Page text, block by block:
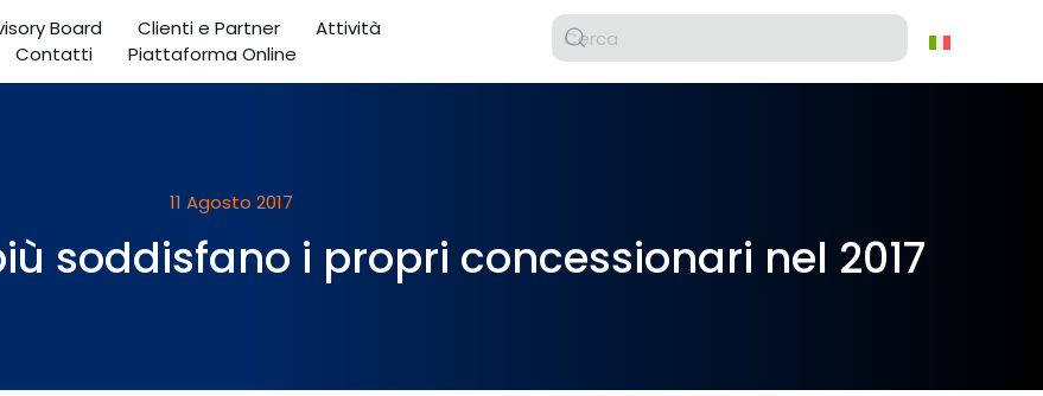
Board Clienti e Partner
Attività
Contatti Piattaforma Online
11 Agosto 2017
soddisfano i propri concessionari nel 2017